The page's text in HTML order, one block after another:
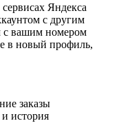
Яндекса
с другим
с вашим номером
в новый профиль,
заказы
история